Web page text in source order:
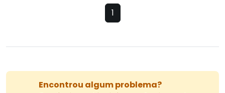
1
Encontrou algum problema?